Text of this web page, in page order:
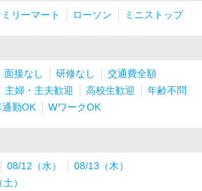
リーマート ローソン ミニストップ
面接なし 研修なし
交通費全額
主婦・主夫歓迎 高校生歓迎
年齢不問
勤OK WワークOK
08/12（水）
08/13（木）
）